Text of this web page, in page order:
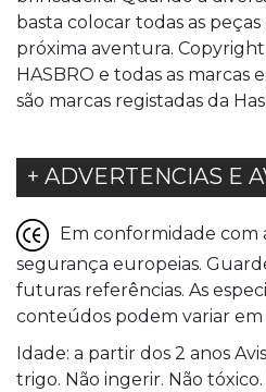
basta colocar todas as
próxima aventura. Copyright
HASBRO e todas as marcas
são marcas registadas da
+ ADVERTENCIAS E
Em conformidade com
segurança europeias.
futuras referências. As
conteúdos podem variar em
Idade: a partir dos 2 anos
trigo. Não ingerir. Não